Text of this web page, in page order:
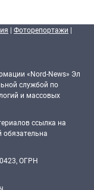
| Фоторепортажи |
«Nord-News» Эл
службой по
и массовых
ссылка на
обязательна
ОГРН